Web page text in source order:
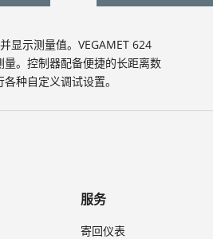
显示测量值。VEGAMET 624
。控制器配备便捷的长距离数
种自定义调试设置。
服务
寄回仪表